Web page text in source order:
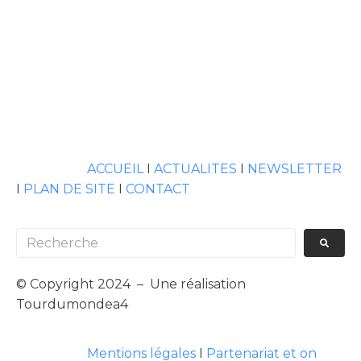
ACCUEILI ACTUALITES I NEWSLETTER
I PLAN DE SITE I CONTACT
© Copyright 2024 – Une réalisation
Tourdumondea4
Mentions légales I Partenariat et on